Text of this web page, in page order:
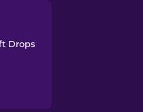
Drops